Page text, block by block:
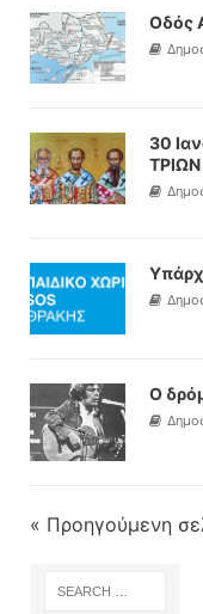
Οδός
30
Ο
« Προηγούμενη